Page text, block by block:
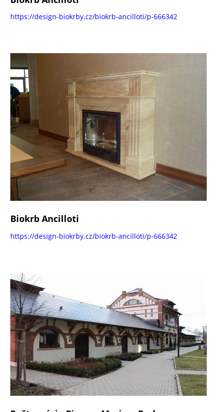
https://design-biokrby.cz/biokrb-ancilloti/p-666342
Biokrb Ancilloti
https://design-biokrby.cz/biokrb-ancilloti/p-666342